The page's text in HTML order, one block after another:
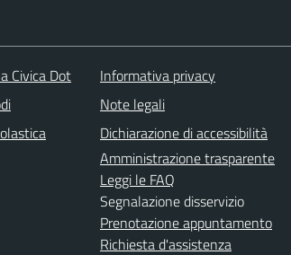
Civica Dot
Informativa privacy
Note legali
Dichiarazione di accessibilità
Amministrazione trasparente
Leggi le FAQ
Segnalazione disservizio
Prenotazione appuntamento
Richiesta d'assistenza